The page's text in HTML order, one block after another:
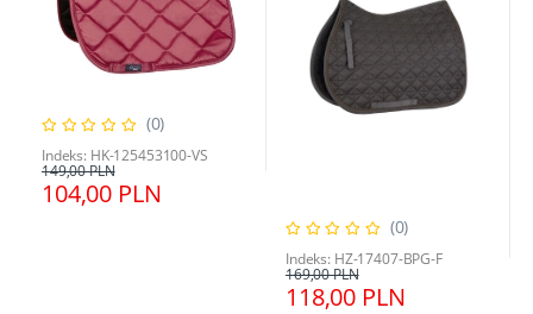
(0)
Indeks: HK-125453100-VS
104,00 PLN
149,00 PLN
(0)
Indeks: HZ-17407-BPG-F
118,00 PLN
169,00 PLN